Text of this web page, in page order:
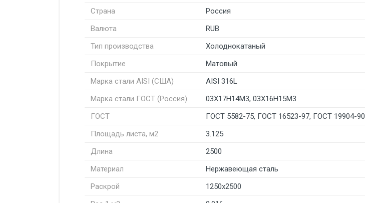
Страна
Россия
Валюта
RUB
Тип производства
Холоднокатаный
Покрытие
Матовый
Марка стали AISI (США)
AISI 316L
Марка стали ГОСТ (Россия)
03Х17Н14М3, 03Х16Н15М3
ГОСТ
ГОСТ 5582-75, ГОСТ 16523-97, ГОСТ 19904-90
Площадь листа, м2
3.125
Длина
2500
Материал
Нержавеющая сталь
Раскрой
1250х2500